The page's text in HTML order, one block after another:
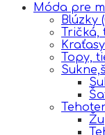
Móda pre
Blúzky
Tričká,
Kraťasy
Topy,